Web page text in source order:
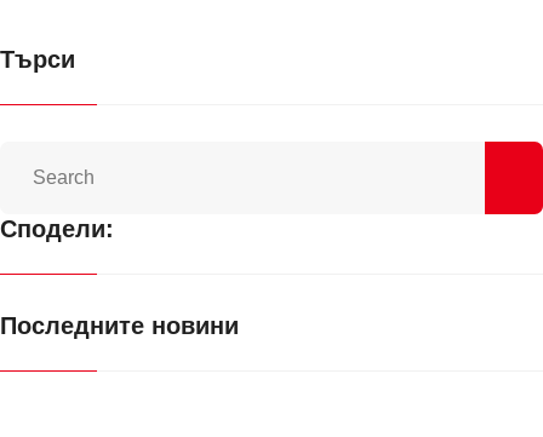
Търси
Сподели:
Последните новини